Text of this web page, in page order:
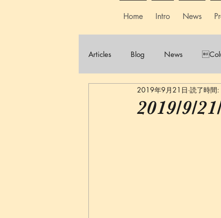
Home Intro News
Articles Blog News
2019/9/
2019年9月21日 読了時間